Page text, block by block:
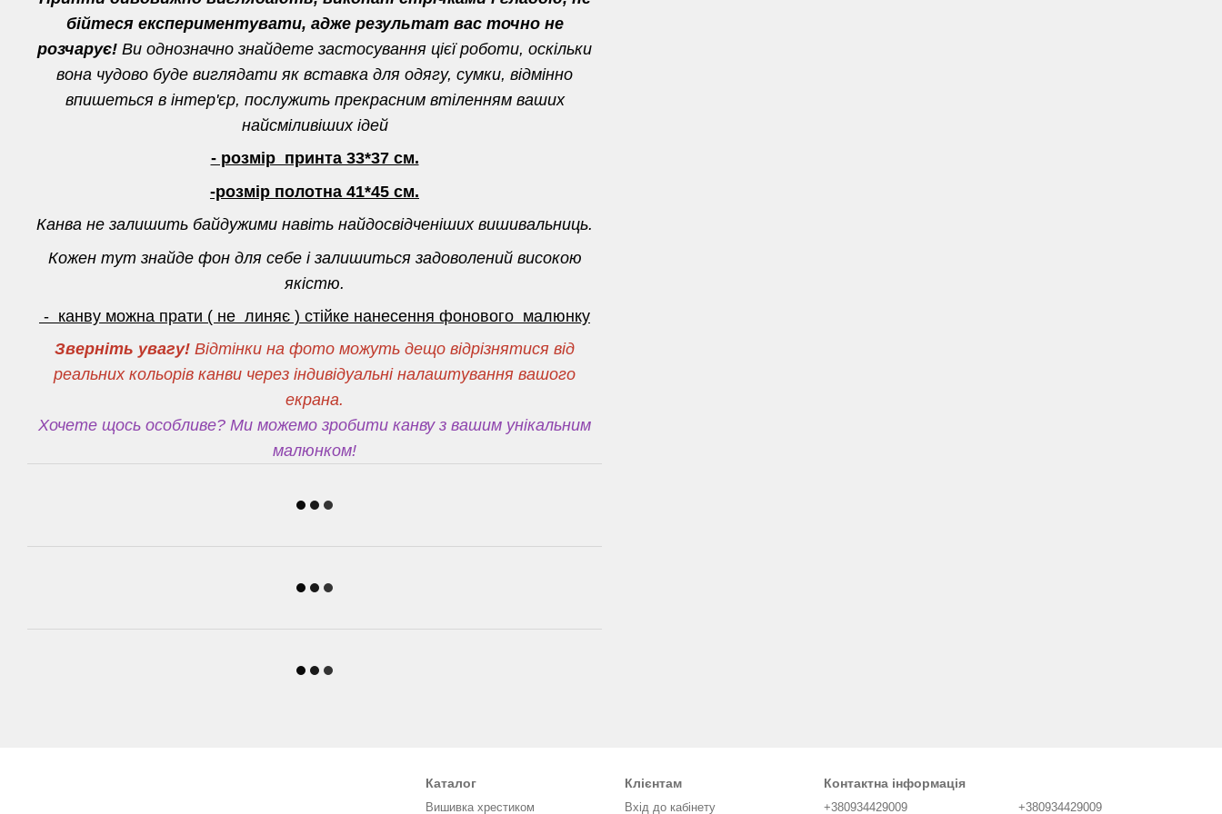
бійтеся експериментувати, адже результат вас точно не
розчарує! Ви однозначно знайдете застосування цієї роботи, оскільки
вона чудово буде виглядати як вставка для одягу, сумки, відмінно
впишеться в інтер'єр, послужить прекрасним втіленням ваших
найсміливіших ідей
- розмір принта 33*37 см.
-розмір полотна 41*45 см.
Канва не залишить байдужими навіть найдосвідченіших вишивальниць.
Кожен тут знайде фон для себе і залишиться задоволений високою
якістю.
- канву можна прати ( не линяє ) стійке нанесення фонового малюнку
Зверніть увагу! Відтінки на фото можуть дещо відрізнятися від
реальних кольорів канви через індивідуальні налаштування вашого
екрана.
Хочете щось особливе? Ми можемо зробити канву з вашим унікальним
малюнком!
Каталог
Вишивка хрестиком
Клієнтам
Вхід до кабінету
Контактна інформація
+380934429009 +380934429009